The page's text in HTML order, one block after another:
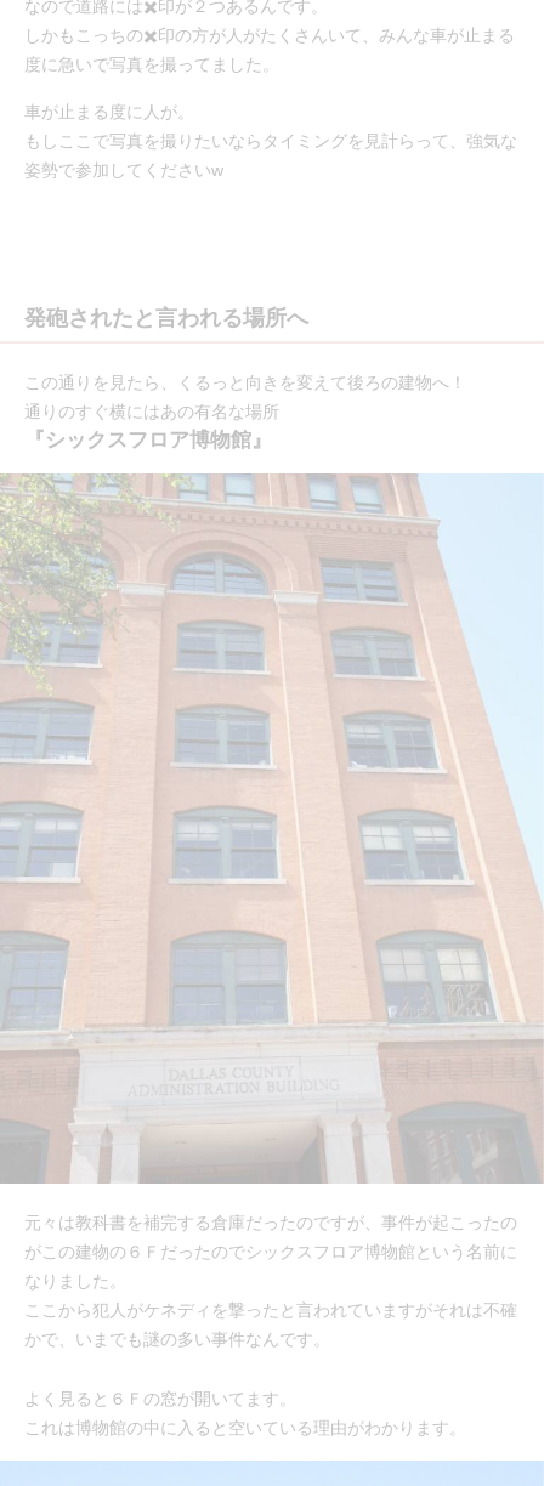
なので道路には✖️印が２つあるんです。
しかもこっちの✖️印の方が人がたくさんいて、みんな車が止まる
度に急いで写真を撮ってました。
車が止まる度に人が。
もしここで写真を撮りたいならタイミングを見計らって、強気な
姿勢で参加してくださいw
発砲されたと言われる場所へ
この通りを見たら、くるっと向きを変えて後ろの建物へ！
通りのすぐ横にはあの有名な場所
『シックスフロア博物館』
元々は教科書を補完する倉庫だったのですが、事件が起こったの
がこの建物の６Ｆだったのでシックスフロア博物館という名前に
なりました。
ここから犯人がケネディを撃ったと言われていますがそれは不確
かで、いまでも謎の多い事件なんです。
よく見ると６Ｆの窓が開いてます。
これは博物館の中に入ると空いている理由がわかります。